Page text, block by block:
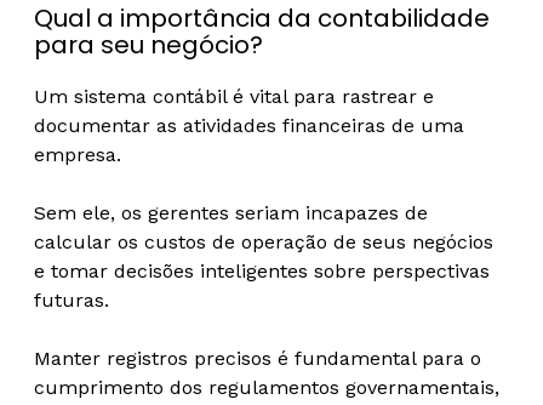
Qual a importância da contabilidade
para seu negócio?
Um sistema contábil é vital para rastrear e
documentar as atividades financeiras de uma
empresa.
Sem ele, os gerentes seriam incapazes de
calcular os custos de operação de seus negócios
e tomar decisões inteligentes sobre perspectivas
futuras.
Manter registros precisos é fundamental para o
cumprimento dos regulamentos governamentais,